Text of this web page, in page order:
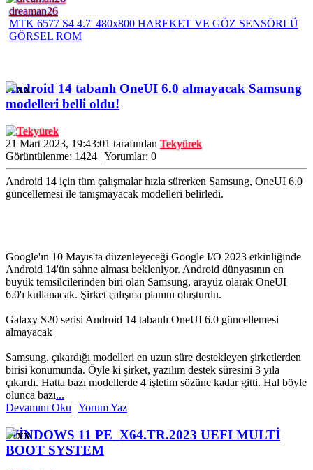
dreaman26
MTK 6577 S4 4.7' 480x800 HAREKET VE GÖZ SENSÖRLÜ
GÖRSEL ROM
Android 14 tabanlı OneUI 6.0 almayacak Samsung
modelleri belli oldu!
21 Mart 2023, 19:43:01 tarafındanTekyürek
Görüntülenme: 1424 | Yorumlar: 0
Android 14 için tüm çalışmalar hızla sürerken Samsung, OneUI 6.0
güncellemesi ile tanışmayacak modelleri belirledi.
Google'ın 10 Mayıs'ta düzenleyeceği Google I/O 2023 etkinliğinde
Android 14'ün sahne alması bekleniyor. Android dünyasının en
büyük temsilcilerinden biri olan Samsung, arayüz olarak OneUI
6.0'ı kullanacak. Şirket çalışma planını oluşturdu.
Galaxy S20 serisi Android 14 tabanlı OneUI 6.0 güncellemesi
almayacak
Samsung, çıkardığı modelleri en uzun süre destekleyen şirketlerden
birisi konumunda. Öyle ki şirket, yazılım destek süresini 3 yıla
çıkardı. Hatta bazı modellerde 4 işletim sözüne kadar gitti. Hal böyle
olunca bazı...
Devamını Oku | Yorum Yaz
WİNDOWS 11 PE_X64.TR.2023 UEFI MULTİ
BOOT SYSTEM